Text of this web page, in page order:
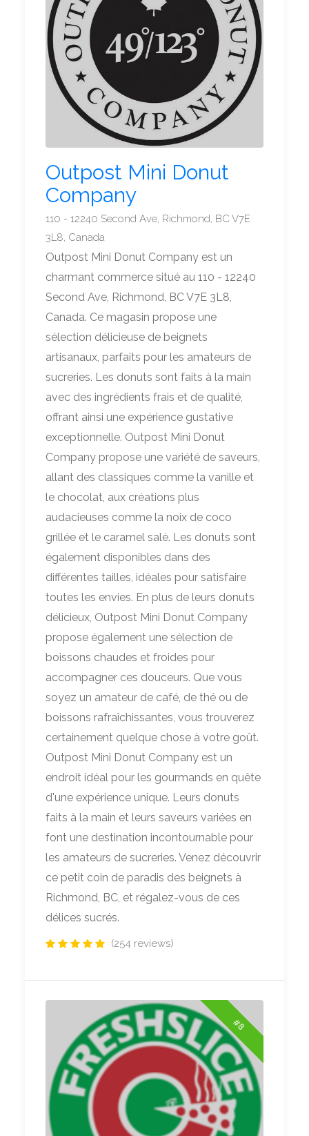
Outpost Mini Donut
Company
110 - 12240 Second Ave, Richmond, BC V7E
3L8, Canada
Outpost Mini Donut Company est un
charmant commerce situé au 110 - 12240
Second Ave, Richmond, BC V7E 3L8,
Canada. Ce magasin propose une
sélection délicieuse de beignets
artisanaux, parfaits pour les amateurs de
sucreries. Les donuts sont faits à la main
avec des ingrédients frais et de qualité,
offrant ainsi une expérience gustative
exceptionnelle. Outpost Mini Donut
Company propose une variété de saveurs,
allant des classiques comme la vanille et
le chocolat, aux créations plus
audacieuses comme la noix de coco
grillée et le caramel salé. Les donuts sont
également disponibles dans des
différentes tailles, idéales pour satisfaire
toutes les envies. En plus de leurs donuts
délicieux, Outpost Mini Donut Company
propose également une sélection de
boissons chaudes et froides pour
accompagner ces douceurs. Que vous
soyez un amateur de café, de thé ou de
boissons rafraîchissantes, vous trouverez
certainement quelque chose à votre goût.
Outpost Mini Donut Company est un
endroit idéal pour les gourmands en quête
d'une expérience unique. Leurs donuts
faits à la main et leurs saveurs variées en
font une destination incontournable pour
les amateurs de sucreries. Venez découvrir
ce petit coin de paradis des beignets à
Richmond, BC, et régalez-vous de ces
délices sucrés.
(254 reviews)
#8